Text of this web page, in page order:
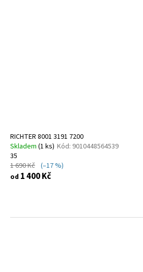
RICHTER 8001 3191 7200
Skladem (1 ks) Kód: 9010448564539
35
1 690 Kč (–17 %)
od 1 400 Kč